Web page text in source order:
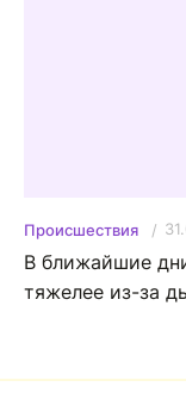
Происшествия
В ближайшие
тяжелее из-за